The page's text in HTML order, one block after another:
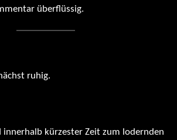
überflüssig.
ruhig.
innerhalb kürzester Zeit zum lodernden